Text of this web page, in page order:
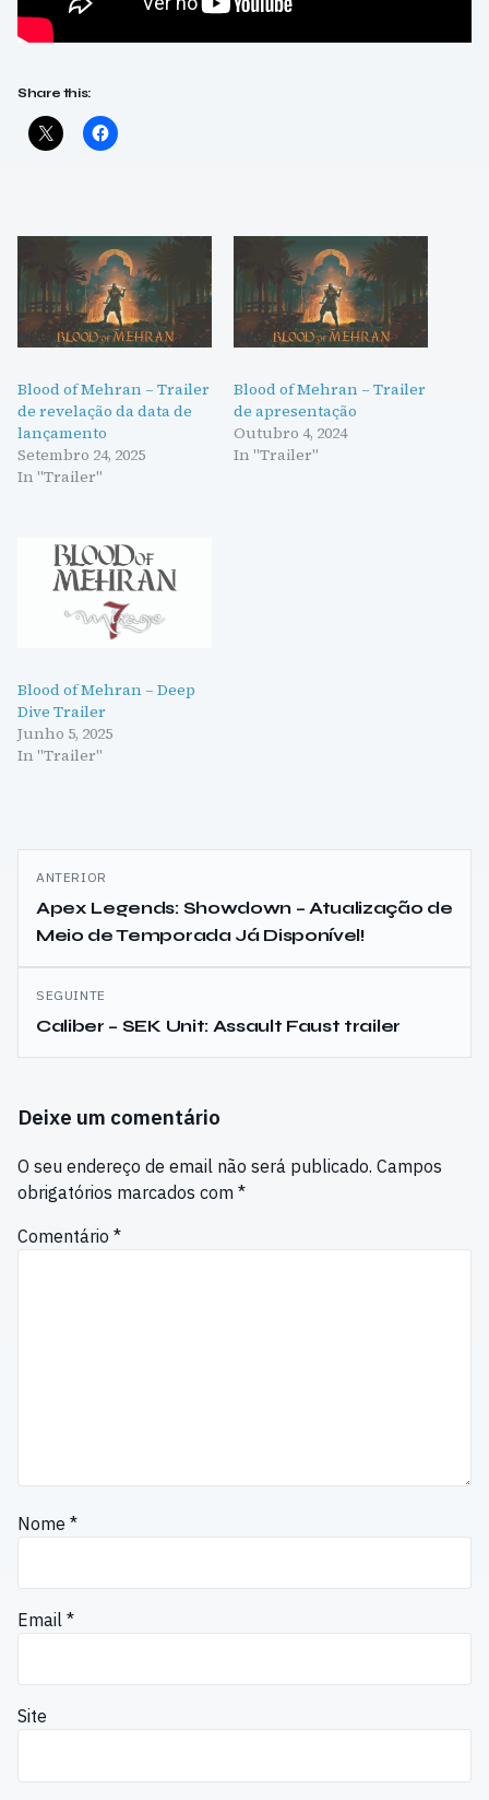
Share this:
Blood of Mehran – Trailer
de revelação da data de
lançamento
Setembro 24, 2025
In "Trailer"
Blood of Mehran – Trailer
de apresentação
Outubro 4, 2024
In "Trailer"
Blood of Mehran – Deep
Dive Trailer
Junho 5, 2025
In "Trailer"
Navegação
de
artigos
ANTERIOR
Apex Legends: Showdown – Atualização de
Meio de Temporada Já Disponível!
SEGUINTE
Caliber – SEK Unit: Assault Faust trailer
Deixe um comentário
O seu endereço de email não será publicado. Campos
obrigatórios marcados com *
Comentário *
Nome *
Email *
Site